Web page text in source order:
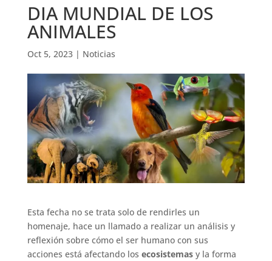
DIA MUNDIAL DE LOS
ANIMALES
Oct 5, 2023| Noticias
Esta fecha no se trata solo de rendirles un
homenaje, hace un llamado a realizar un análisis y
reflexión sobre cómo el ser humano con sus
acciones está afectando los ecosistemasy la forma